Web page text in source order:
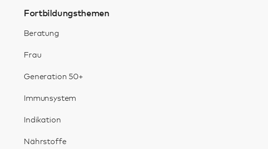
Fortbildungsthemen
Beratung
Frau
Generation 50+
Immunsystem
Indikation
Nährstoffe